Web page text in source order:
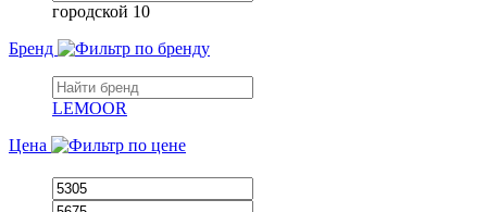
городской 10
Бренд
LEMOOR
Цена